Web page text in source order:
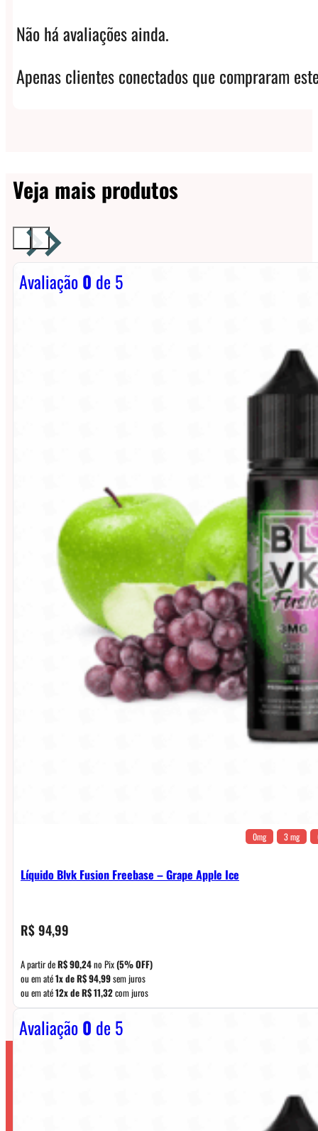
Não há avaliações ainda.
Apenas clientes conectados que compraram
Veja mais produtos
Avaliação0 de 5
0mg 3 mg
Líquido Blvk Fusion Freebase – Grape Apple Ice
R$94,99
A partir deR$90,24no Pix(5% OFF)
ou em até1x deR$94,99sem juros
ou em até12x deR$11,32com juros
Avaliação0 de 5